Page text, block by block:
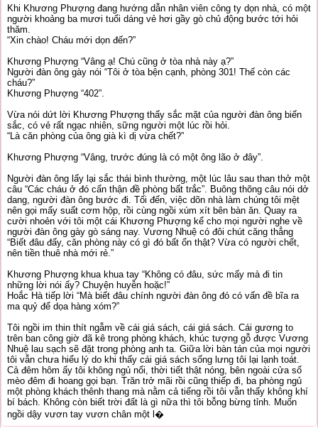
Khi Khương Phượng đang hướng dẫn nhân viên công ty dọn nhà, có một
người khoảng ba mươi tuổi dáng vẻ hơi gầy gò chủ động bước tới hỏi
thăm.
“Xin chào! Cháu mới dọn đến?”
Khương Phượng “Vâng ạ! Chú cũng ở tòa nhà này ạ?”
Người đàn ông gày nói “Tôi ở tòa bện cạnh, phòng 301! Thế còn các
cháu?”
Khương Phượng “402”.
Vừa nói dứt lời Khương Phượng thấy sắc mặt của người đàn ông biến
sắc, có vẻ rất ngạc nhiên, sững người một lúc rồi hỏi.
“Là căn phòng của ông già kì dị vừa chết?”
Khương Phượng “Vâng, trước đúng là có một ông lão ở đây”.
Người đàn ông lấy lại sắc thái bình thường, một lúc lâu sau than thở một
câu “Các cháu ở đó cẩn thận đề phòng bất trắc”. Buông thõng câu nói dở
dang, người đàn ông bước đi. Tối đến, việc dõn nhà làm chúng tôi mệt
nên gọi mấy suất cơm hộp, rồi cùng ngồi xúm xít bên bàn ăn. Quay ra
cười nhoẻn với tôi một cái Khương Phượng kể cho mọi người nghe về
người đàn ông gày gò sáng nay. Vương Nhuệ có đôi chút căng thẳng
“Biết đâu đấy, căn phòng này có gì đó bất ổn thật? Vừa có người chết,
nên tiền thuê nhà mới rẻ.”
Khương Phượng khua khua tay “Không có đâu, sức mấy mà đi tin
những lời nói ấy? Chuyện huyễn hoặc!”
Hoắc Hà tiếp lời “Mà biết đâu chính người đàn ông đó có vấn đề bĩa ra
ma quỷ để dọa hàng xóm?”
Tôi ngồi im thin thít ngẫm về cái giá sách, cái giá sách. Cái gương to
trên ban công giờ đã kê trong phòng khách, khúc tượng gỗ được Vương
Nhuệ lau sạch sẽ đặt trong phòng anh ta. Giữa lời bàn tán của mọi người
tôi vẫn chưa hiểu lý do khi thấy cái giá sách sống lưng tôi lại lạnh toát.
Cả đêm hôm ấy tôi không ngủ nổi, thời tiết thật nóng, bên ngoài cửa sổ
mèo đêm đi hoang gọi bạn. Trăn trở mãi rồi cũng thiếp đi, ba phòng ngủ
một phòng khách thênh thang mà nằm cả tiếng rồi tôi vẫn thấy không khí
bí bách. Không còn biết trời đất là gì nữa thì tôi bỗng bừng tỉnh. Muốn
ngồi dậy vươn tay vươn chân một l�